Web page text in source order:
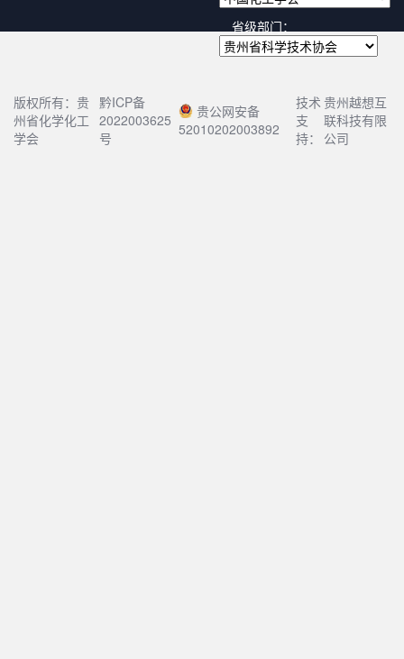
省级部门：
版权所有：贵
州省化学化工
学会
黔ICP备
2022003625
号
贵公网安备
52010202003892
技术
支
持：
贵州越想互
联科技有限
公司